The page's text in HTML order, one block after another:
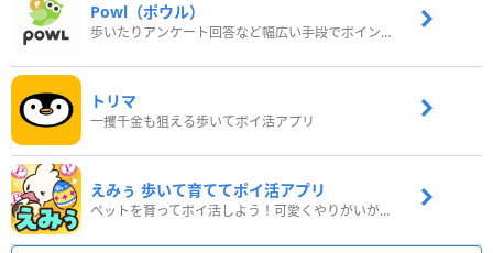
Powl（ポウル）
歩いたりアンケート回答など幅広い手段でポイントをゲット
トリマ
一攫千金も狙える歩いてポイ活アプリ
えみぅ 歩いて育ててポイ活アプリ
ペットを育ってポイ活しよう！可愛くやりがいがある新感覚アプリ